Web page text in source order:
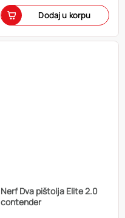
Dodaj u korpu
Nerf Dva pištolja Elite 2.0
contender